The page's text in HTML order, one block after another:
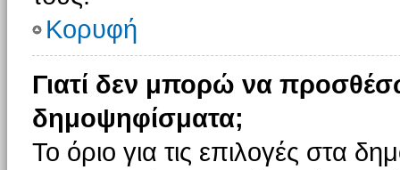
Κορυφή
Γιατί δεν μπορώ να
δημοψηφίσματα;
Το όριο για τις επιλογές στα